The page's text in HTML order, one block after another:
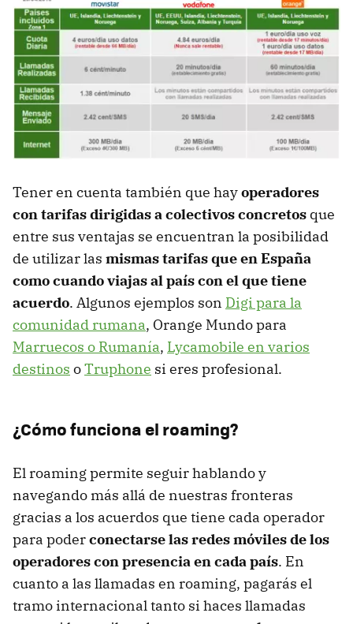
Tener en cuenta también que hayoperadores
con tarifas dirigidas a colectivos concretos que
entre sus ventajas se encuentran la posibilidad
de utilizar las mismas tarifas que en España
como cuando viajas al país con el que tiene
acuerdo. Algunos ejemplos son Digi para la
comunidad rumana, Orange Mundo para
Marruecos o Rumanía, Lycamobile en varios
destinos oTruphone si eres profesional.
¿Cómo funciona el roaming?
El roaming permite seguir hablando y
navegando más allá de nuestras fronteras
gracias a los acuerdos que tiene cada operador
para poderconectarse las redes móviles de los
operadores con presencia en cada país. En
cuanto a las llamadas en roaming, pagarás el
tramo internacional tanto si haces llamadas